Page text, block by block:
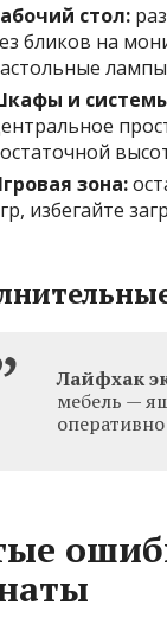
стол:
бликов на
и
зона:
избегайте
Лайфхак
мебель —